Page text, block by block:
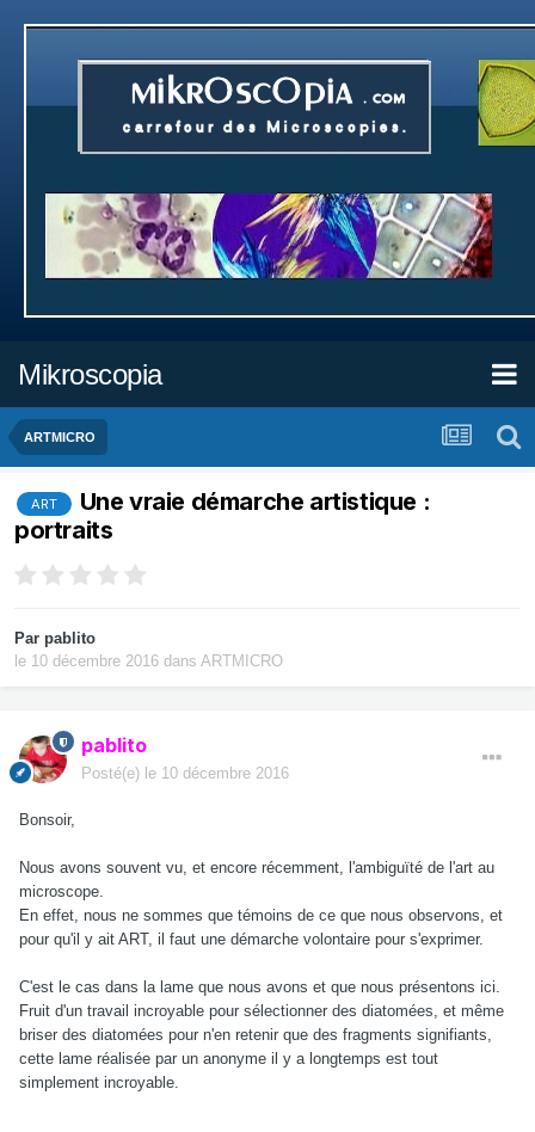
Mikroscopia
ARTMICRO
ART
Une vraie démarche artistique :
portraits
Par pablito
le 10 décembre 2016 dans ARTMICRO
pablito
Posté(e) le 10 décembre 2016
Bonsoir,
Nous avons souvent vu, et encore récemment, l'ambiguïté de l'art au
microscope.
En effet, nous ne sommes que témoins de ce que nous observons, et
pour qu'il y ait ART, il faut une démarche volontaire pour s'exprimer.
C'est le cas dans la lame que nous avons et que nous présentons ici.
Fruit d'un travail incroyable pour sélectionner des diatomées, et même
briser des diatomées pour n'en retenir que des fragments signifiants,
cette lame réalisée par un anonyme il y a longtemps est tout
simplement incroyable.